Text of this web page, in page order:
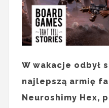
W wakacje odbył
najlepszą armię
Neuroshimy Hex,